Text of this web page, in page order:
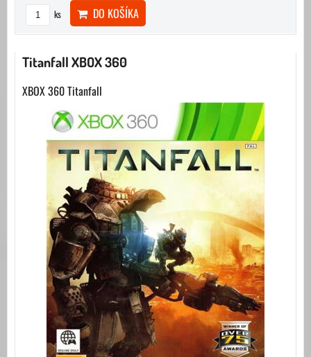
ks DO KOŠÍKA
Titanfall XBOX 360
XBOX 360 Titanfall